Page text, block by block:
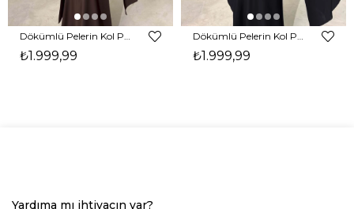
₺1.999,99 ₺1.999,99
Yardıma mı ihtiyacın var?